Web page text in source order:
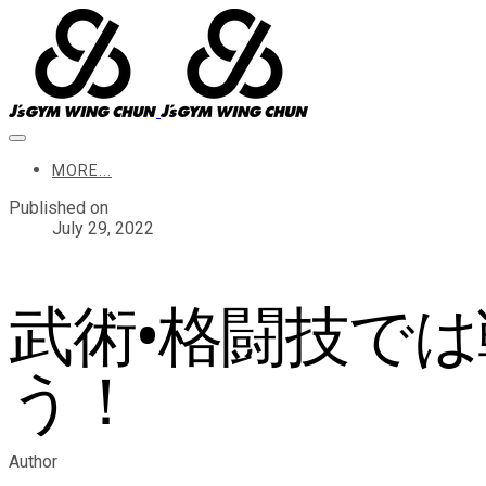
MORE...
Published on
July 29, 2022
武術•格闘技で
う！
Author